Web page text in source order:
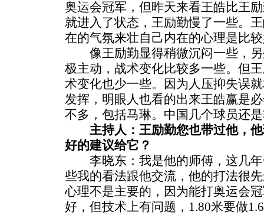
奥运会冠军，但昨天来看王皓比王
就进入了状态，王励勤慢了一些。
在的气氛来壮自己内在的心理是比
像王励勤显得稍微沉闷一些，另
极主动，战术变化比较多一些。但
术变化也少一些。因为人压抑失误
发挥，明眼人也看的出来王皓赢是
不多，包括马琳。中国几个球员还
主持人：王励勤您也带过他，
好的建议给它？
李晓东：我是他的师傅，这几年
些我的看法跟他交流，他的打法很
心理不是主要的，因为能打奥运会
好，但技术上有问题，1.80米要做